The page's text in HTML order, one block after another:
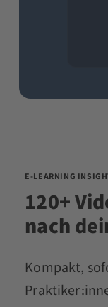
E-LEARNING
120+
nach
Kompakt,